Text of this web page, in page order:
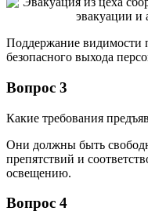
Поддержание видимости
безопасного выхода
Вопрос 3
Какие требования
Они должны быть
препятствий и
освещению.
Вопрос 4